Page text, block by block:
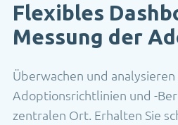
Flexibles
Messung der
Überwachen und analysieren
Adoptionsrichtlinien und -
zentralen Ort. Erhalten Sie